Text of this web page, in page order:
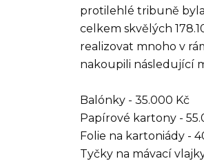
protilehlé tribuně byla
celkem skvělých
realizovat mnoho v
nakoupili následující
Balónky - 35.000 Kč
Papírové kartony -
Folie na kartoniády -
Tyčky na mávací